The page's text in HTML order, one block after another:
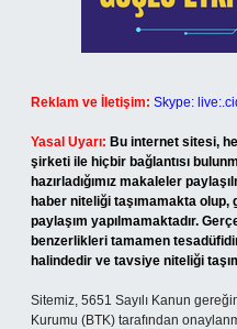
Reklam ve İletişim: Skype:
Yasal Uyarı: Bu internet sitesi,
şirketi ile hiçbir bağlantısı
hazırladığımız makaleler
haber niteliği taşımamakta
paylaşım yapılmamaktadır.
benzerlikleri tamamen
halindedir ve tavsiye niteliği
Sitemiz, 5651 Sayılı Kanun
Kurumu (BTK) tarafından